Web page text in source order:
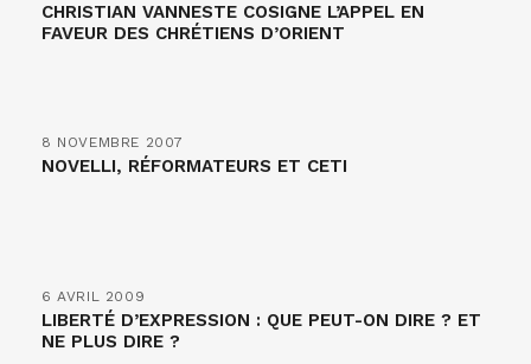
CHRISTIAN VANNESTE COSIGNE L’APPEL EN
FAVEUR DES CHRÉTIENS D’ORIENT
8 NOVEMBRE 2007
NOVELLI, RÉFORMATEURS ET CETI
6 AVRIL 2009
LIBERTÉ D’EXPRESSION : QUE PEUT-ON DIRE ? ET
NE PLUS DIRE ?